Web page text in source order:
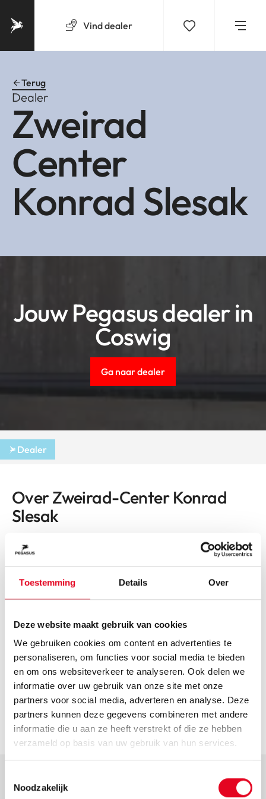
Toestemming Details Over
Deze website maakt gebruik van cookies
We gebruiken cookies om content en advertenties te
personaliseren, om functies voor social media te bieden
en om ons websiteverkeer te analyseren. Ook delen we
informatie over uw gebruik van onze site met onze
partners voor social media, adverteren en analyse. Deze
partners kunnen deze gegevens combineren met andere
informatie die u aan ze heeft verstrekt of die ze hebben
verzameld op basis van uw gebruik van hun services.
Noodzakelijk
Vinddealer
Terug
Dealer
Zweirad
Center
Konrad Slesak
Jouw Pegasus dealer in
Coswig
Ga naar dealer
Dealer
Over Zweirad-Center Konrad
Slesak
Adres
Grenzstr. 25 a
Coswig
Route plannen
Helaas hebben we geen actuele openingstijden van deze
dealer. Neem voor de actuele openingstijden contact op
met de dealer.
Contact
tthomasfuchs@t-online.de
Ga naar dealer